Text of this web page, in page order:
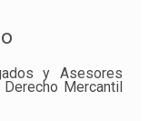
y Asesores
Mercantil